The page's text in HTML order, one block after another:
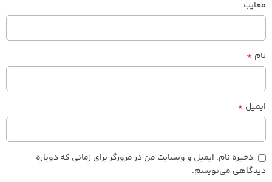
معایب
نام *
ایمیل *
ذخیره نام، ایمیل و وبسایت من در مرورگر برای زمانی که دوباره
دیدگاهی می‌نویسم.